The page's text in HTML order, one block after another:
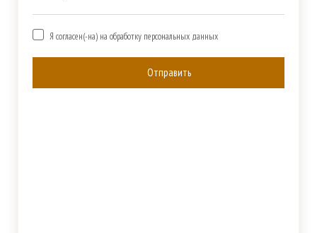
Отправить
Я согласен(-на) на обработку персональных данных